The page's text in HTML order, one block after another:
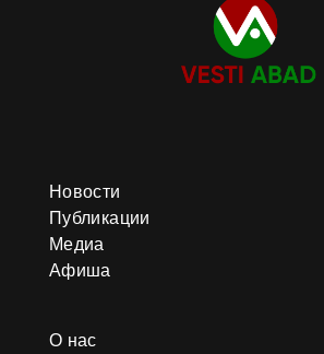
Новости
Публикации
Медиа
Афиша
О нас